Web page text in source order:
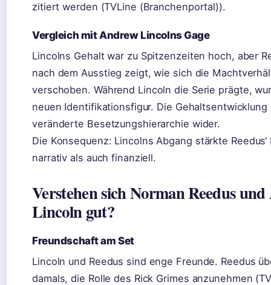
zitiert werden (TVLine (Branchenportal)).
Vergleich mit Andrew Lincolns Gage
Lincolns Gehalt war zu Spitzenzeiten hoch, aber
nach dem Ausstieg zeigt, wie sich die
verschoben. Während Lincoln die Serie prägte,
neuen Identifikationsfigur. Die
veränderte Besetzungshierarchie wider.
Die Konsequenz: Lincolns Abgang stärkte
narrativ als auch finanziell.
Verstehen sich Norman Reedus
Lincoln gut?
Freundschaft am Set
Lincoln und Reedus sind enge Freunde. Reedus
damals, die Rolle des Rick Grimes anzunehmen